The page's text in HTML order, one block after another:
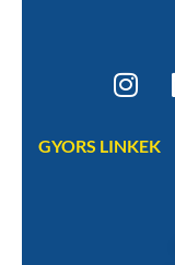
GYORS LINKEK